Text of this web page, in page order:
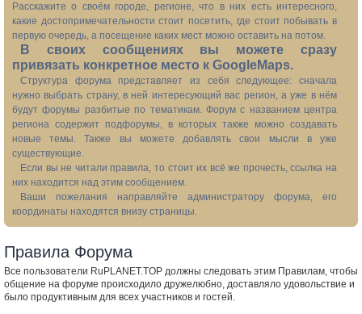
Расскажите о своём городе, регионе, что в них есть интересного,
какие достопримечательности стоит посетить, где стоит побывать в
первую очередь, а посещение каких мест можно оставить на потом.
В своих сообщениях вы можете сразу
привязать конкретное место к GoogleMaps.
Структура форума представляет из себя следующее: сначала
нужно выбрать страну, в ней интересующий вас регион, а уже в нём
будут форумы разбитые по тематикам. Форум с названием центра
региона содержит подфорумы, в которых также можно создавать
новые темы. Также вы можете добавлять свои мысли в уже
существующие.
Если вы не читали правила, то стоит их всё же прочесть, ссылка на
них находится над этим сообщением.
Ваши пожелания направляйте администратору форума, его
координаты находятся внизу страницы.
Правила Форума
Все пользователи RuPLANET.TOP должны следовать этим Правилам, чтобы
общение на форуме происходило дружелюбно, доставляло удовольствие и
было продуктивным для всех участников и гостей.